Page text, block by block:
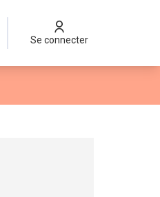
Se connecter